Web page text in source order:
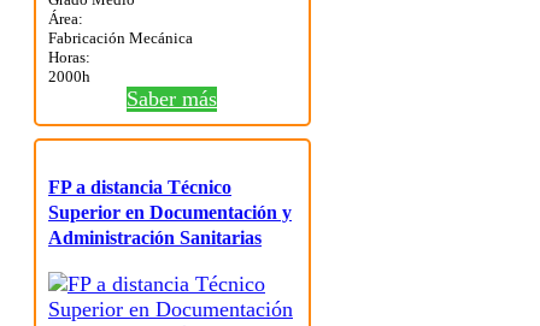
Área:
Fabricación Mecánica
Horas:
2000h
Saber más
FP a distancia Técnico
Superior en Documentación y
Administración Sanitarias